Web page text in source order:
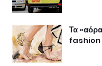
Τα
fashion